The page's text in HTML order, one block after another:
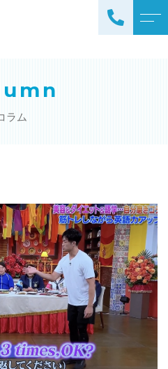
ング
アクセス
でお願いします。
3483
のご予約
ラム